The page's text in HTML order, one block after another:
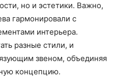
но и эстетики. Важно,
гармонировали с
интерьера.
разные стили, и
звеном, объединяя
концепцию.